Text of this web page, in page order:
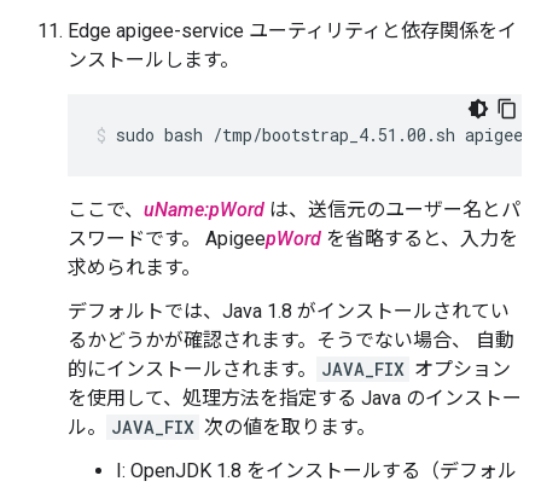
Edge apigee-service ユーティリティと依存関係をイ
ンストールします。
sudo bash /tmp/bootstrap_4.51.00.sh
ここで、 uName:pWord は、送信元のユーザー名とパ
スワードです。 ApigeepWord を省略すると、入力を
求められます。
デフォルトでは、Java 1.8 がインストールされてい
るかどうかが確認されます。そうでない場合、 自動
的にインストールされます。
JAVA_FIX オプション
を使用して、処理方法を指定する Java のインストー
ル。
JAVA_FIX 次の値を取ります。
I: OpenJDK 1.8 をインストールする（デフォル